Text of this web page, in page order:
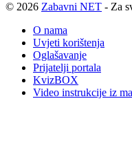
© 2026 Zabavni NET - Za
O nama
Uvjeti korištenja
Oglašavanje
Prijatelji portala
KvizBOX
Video instrukcije iz